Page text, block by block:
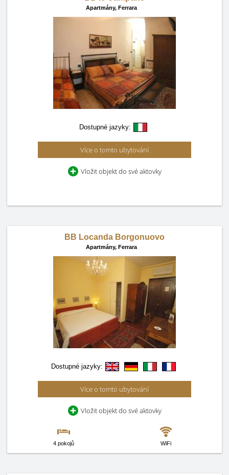
Apartmány, Ferrara
Dostupné jazyky:
Více o tomto ubytování
Vložit objekt do své aktovky
BB Locanda Borgonuovo
Apartmány, Ferrara
Dostupné jazyky:
Více o tomto ubytování
Vložit objekt do své aktovky
4 pokojů WiFi